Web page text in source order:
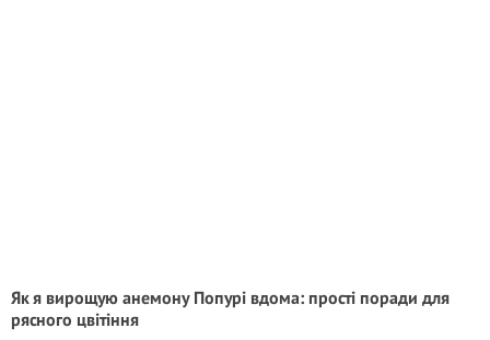
Як я вирощую анемону Попурі вдома: прості поради для
рясного цвітіння